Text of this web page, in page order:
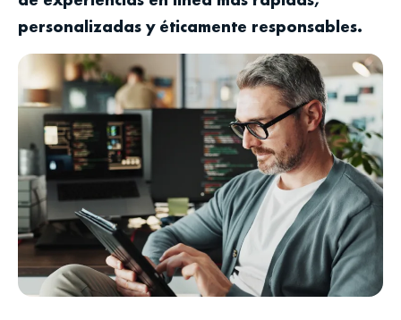
personalizadas y éticamente responsables.